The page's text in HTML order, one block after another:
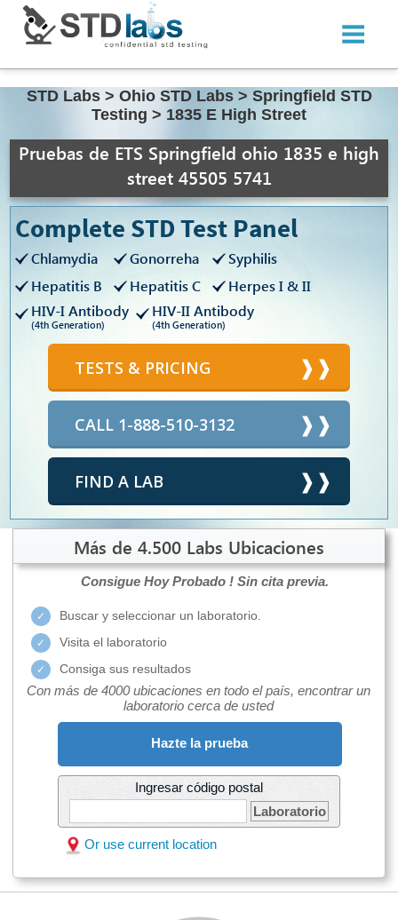
STD Labs > Ohio STD Labs > Springfield STD
Testing > 1835 E High Street
Pruebas de ETS Springfield ohio 1835 e high
street 45505 5741
Complete STD Test Panel
Chlamydia Gonorreha
Syphilis
Hepatitis B
Hepatitis C
Herpes I & II
HIV-I Antibody
(4th Generation)
HIV-II Antibody
(4th Generation)
TESTS & PRICING
CALL 1-888-510-3132
FIND A LAB
Más de 4.500 Labs Ubicaciones
Consigue Hoy Probado ! Sin cita previa.
Buscar y seleccionar un laboratorio.
Visita el laboratorio
Consiga sus resultados
Con más de 4000 ubicaciones en todo el país, encontrar un
laboratorio cerca de usted
Hazte la prueba
Ingresar código postal
Laboratorio
Or use current location